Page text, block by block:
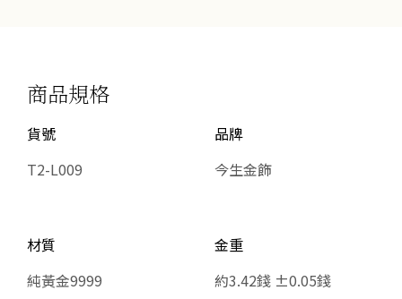
商品規格
貨號
T2-L009
品牌
今生金飾
材質
純黃金9999
金重
約3.42錢 ±0.05錢